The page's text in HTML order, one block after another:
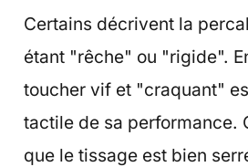
Certains décrivent la
étant "rêche" ou "rigide".
toucher vif et "craquant"
tactile de sa performance.
que le tissage est bien